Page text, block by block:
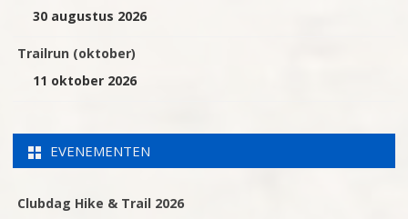
30 augustus 2026
Trailrun (oktober)
11 oktober 2026
EVENEMENTEN
Clubdag Hike & Trail 2026